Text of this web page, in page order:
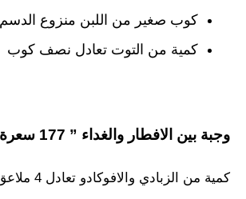
كوب صغير من اللبن منزوع الدسم
كمية من التوت تعادل نصف كوب
وجبة بين الافطار والغداء ” 177 سعرة حرارية “
كمية من الزبادي والافوكادو تعادل 4 ملاعق كبيرة